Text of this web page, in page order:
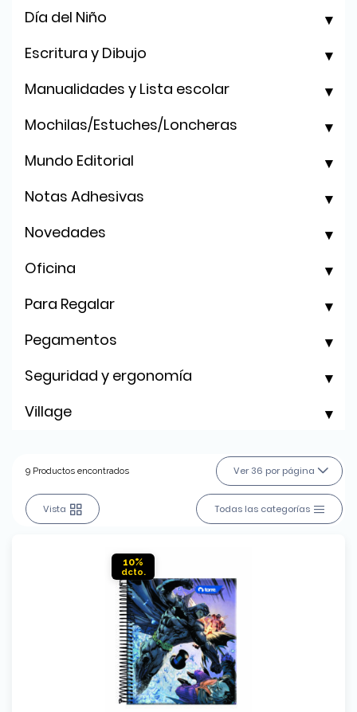
Día del Niño
Escritura y Dibujo
Manualidades y Lista escolar
Mochilas/Estuches/Loncheras
Mundo Editorial
Notas Adhesivas
Novedades
Oficina
Para Regalar
Pegamentos
Seguridad y ergonomía
Village
9 Productos encontrados Ver 36 por página
Vista Todas las categorías
10%